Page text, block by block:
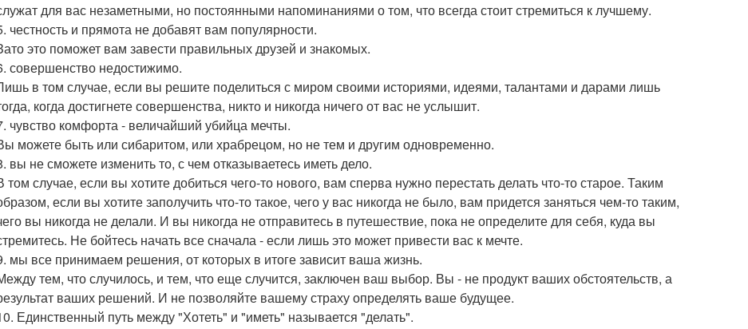
для вас незаметными, но постоянными напоминаниями о том, что всегда стоит стремиться к лучшему.
честность и прямота не добавят вам популярности.
это поможет вам завести правильных друзей и знакомых.
совершенство недостижимо.
в том случае, если вы решите поделиться с миром своими историями, идеями, талантами и дарами лишь
когда достигнете совершенства, никто и никогда ничего от вас не услышит.
чувство комфорта - величайший убийца мечты.
можете быть или сибаритом, или храбрецом, но не тем и другим одновременно.
вы не сможете изменить то, с чем отказываетесь иметь дело.
том случае, если вы хотите добиться чего-то нового, вам сперва нужно перестать делать что-то старое. Таким
если вы хотите заполучить что-то такое, чего у вас никогда не было, вам придется заняться чем-то таким,
вы никогда не делали. И вы никогда не отправитесь в путешествие, пока не определите для себя, куда вы
Не бойтесь начать все сначала - если лишь это может привести вас к мечте.
мы все принимаем решения, от которых в итоге зависит ваша жизнь.
тем, что случилось, и тем, что еще случится, заключен ваш выбор. Вы - не продукт ваших обстоятельств, а
ваших решений. И не позволяйте вашему страху определять ваше будущее.
Единственный путь между "Хотеть" и "иметь" называется "делать".